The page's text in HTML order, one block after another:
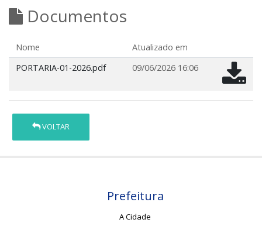
Documentos
Nome
Atualizado em
PORTARIA-01-2026.pdf
09/06/2026 16:06
VOLTAR
Prefeitura
A Cidade